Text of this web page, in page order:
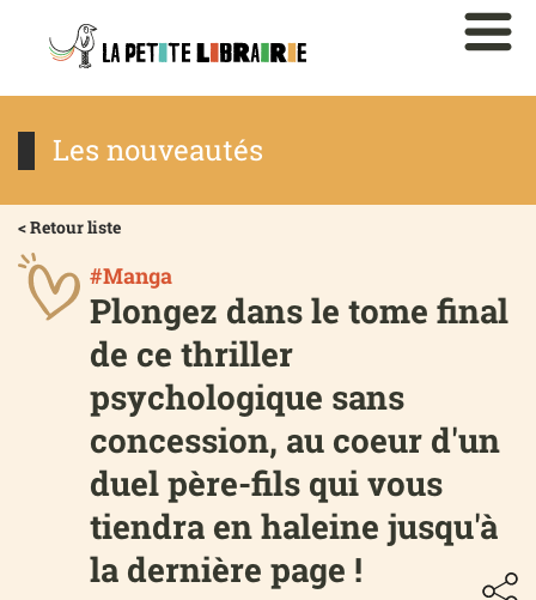
Les nouveautés
< Retour liste
#Manga
Plongez dans le tome final
de ce thriller
psychologique sans
concession, au coeur d'un
duel père-fils qui vous
tiendra en haleine jusqu'à
la dernière page !